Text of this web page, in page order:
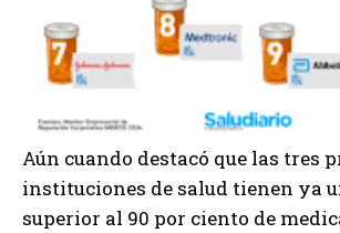
Aún cuando destacó que las tres
instituciones de salud tienen ya
superior al 90 por ciento de